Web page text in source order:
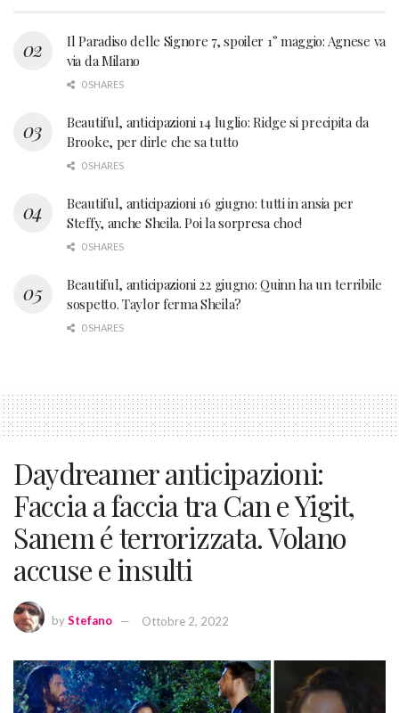
Il Paradiso delle Signore 7, spoiler 1° maggio: Agnese va
via da Milano
0 SHARES
Beautiful, anticipazioni 14 luglio: Ridge si precipita da
Brooke, per dirle che sa tutto
0 SHARES
Beautiful, anticipazioni 16 giugno: tutti in ansia per
Steffy, anche Sheila. Poi la sorpresa choc!
0 SHARES
Beautiful, anticipazioni 22 giugno: Quinn ha un terribile
sospetto. Taylor ferma Sheila?
0 SHARES
Daydreamer anticipazioni:
Faccia a faccia tra Can e Yigit,
Sanem é terrorizzata. Volano
accuse e insulti
byStefano Ottobre 2, 2022